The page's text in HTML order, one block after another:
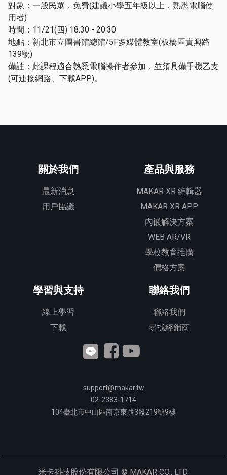
對象：一般民眾，免費(建議小學五年級以上，熟悉電腦使
用者)
時間：11/21(四) 18:30 - 20:30
地點：新北市立圖書館總館/5F多媒體教室(板橋區貴興路
139號)
備註：此課程適合熟悉電腦操作者參加，並須具備手機乙支
(可連接網路、下載APP)。
關於我們
最新消息
用戶協議
產品與服務
MAKAR XR 編輯器
MAKAR XR APP
內嵌解決方案
WEB AR/VR
學校教育推廣
價格方案
學習與支持
線上學習
下載
聯絡我們
聯絡我們
尋找經銷商
support@makar.tw
02-2383-1714
104臺北市中山區南京東路3段219號9樓
米卡科技股份有限公司 © MAKAR CO., LTD.